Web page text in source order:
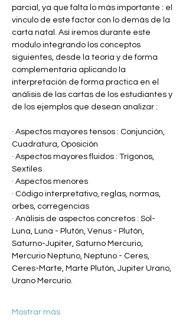
parcial, ya que falta lo más importante : el
vinculo de este factor con lo demás de la
carta natal. Así iremos durante este
modulo integrando los conceptos
siguientes, desde la teoría y de forma
complementaria aplicando la
interpretación de forma practica en el
análisis de las cartas de los estudiantes y
de los ejemplos que desean analizar :
· Aspectos mayores tensos : Conjunción,
Cuadratura, Oposición
· Aspectos mayores fluidos : Trígonos,
Sextiles
· Aspectos menores
· Código interpretativo, reglas, normas,
orbes, corregencias
· Análisis de aspectos concretos : Sol-
Luna, Luna - Plutón, Venus - Plutón,
Saturno-Jupiter, Saturno Mercurio,
Mercurio Neptuno, Neptuno - Ceres,
Ceres-Marte, Marte Plutón, Jupiter Urano,
Urano Mercurio.
Mostrar más